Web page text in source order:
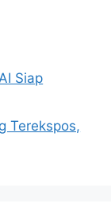
Siap
Terekspos,